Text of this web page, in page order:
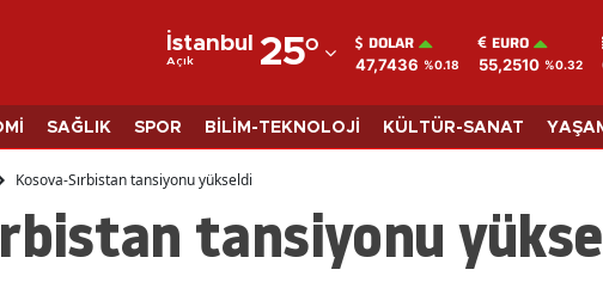
İstanbul
Açık 25°
Adana
Adıyaman
Afyonkarahisar
Ağrı
DOLAR
47,7436 %0.18
EURO
55,2510 %0.32
SAĞLIK SPOR BİLİM-TEKNOLOJİ KÜLTÜR-SANAT
Kosova-Sırbistan tansiyonu yükseldi
tansiyonu